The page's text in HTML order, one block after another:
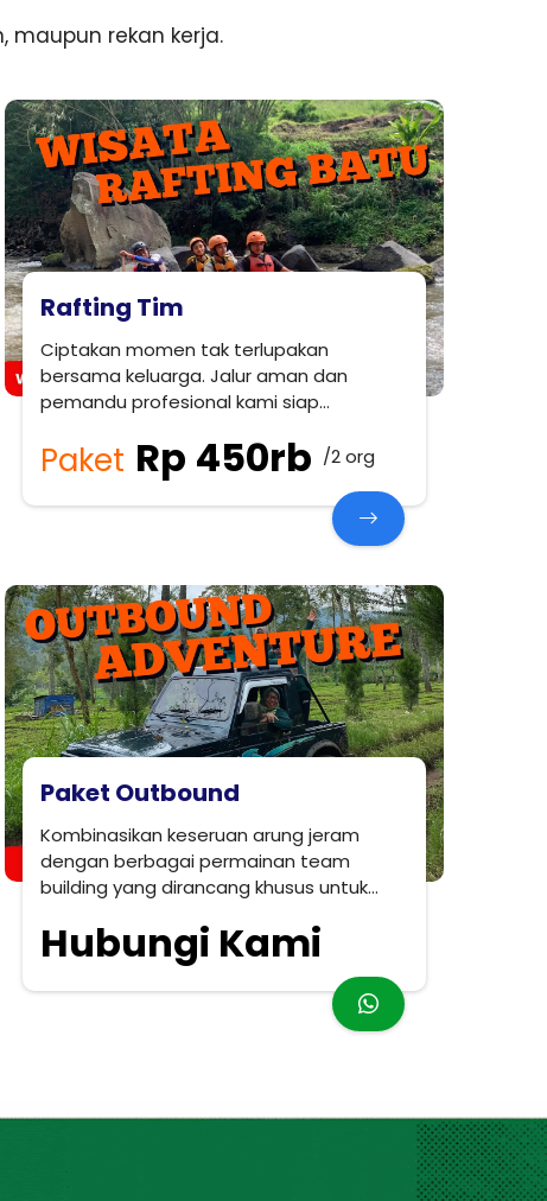
maupun rekan kerja.
Rafting Tim
Ciptakan momen tak terlupakan
bersama keluarga. Jalur aman dan
pemandu profesional kami siap
Paket Rp 450rb /2 org
Paket Outbound
Kombinasikan keseruan arung jeram
dengan berbagai permainan team
building yang dirancang khusus untuk
Hubungi Kami